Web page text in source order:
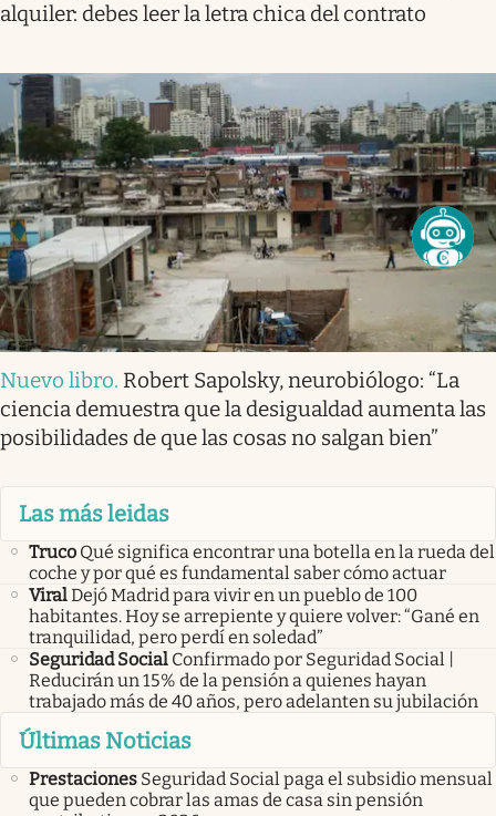
alquiler: debes leer la letra chica del contrato
Nuevo libro. Robert Sapolsky, neurobiólogo: “La
ciencia demuestra que la desigualdad aumenta las
posibilidades de que las cosas no salgan bien”
Las más leidas
Truco Qué significa encontrar una botella en la rueda del
coche y por qué es fundamental saber cómo actuar
ViralDejó Madrid para vivir en un pueblo de 100
habitantes. Hoy se arrepiente y quiere volver: “Gané en
tranquilidad, pero perdí en soledad”
Seguridad Social Confirmado por Seguridad Social |
Reducirán un 15% de la pensión a quienes hayan
trabajado más de 40 años, pero adelanten su jubilación
Últimas Noticias
Prestaciones Seguridad Social paga el subsidio mensual
que pueden cobrar las amas de casa sin pensión